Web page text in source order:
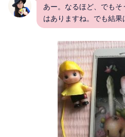
あー。なるほど、でも
はありますね。でも結果